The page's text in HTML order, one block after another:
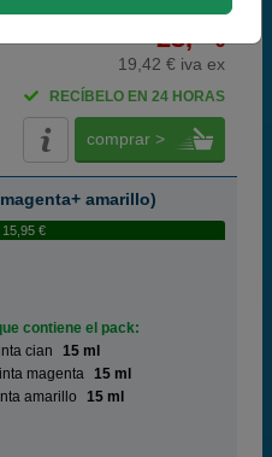
23, €
19,42 € iva ex
RECÍBELO EN 24 HORAS
comprar >
amarillo)
€
contiene el pack:
cian
15 ml
magenta 15 ml
amarillo
15 ml